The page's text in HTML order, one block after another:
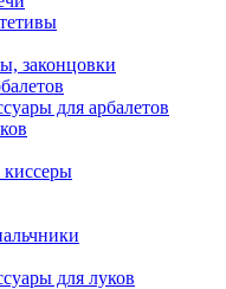
законцовки
для арбалетов
для луков